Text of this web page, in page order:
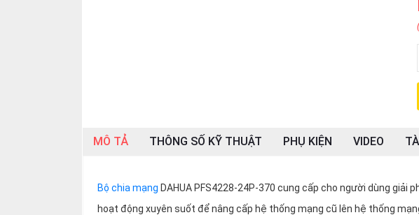
MÔ TẢ THÔNG SỐ KỸ THUẬT PHỤ KIỆN VIDEO
Bộ chia mạng DAHUA PFS4228-24P-370 cung cấp cho người dùng giải
hoạt động xuyên suốt để nâng cấp hệ thống mạng cũ lên hệ thống